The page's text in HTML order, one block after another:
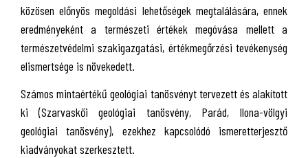
közösen előnyös megoldási lehetőségek megtalálására, ennek
eredményeként a természeti értékek megóvása mellett a
természetvédelmi szakigazgatási, értékmegőrzési tevékenység
elismertsége is növekedett.
Számos mintaértékű geológiai tanösvényt tervezett és alakított
ki (Szarvaskői geológiai tanösvény, Parád, Ilona-völgyi
geológiai tanösvény), ezekhez kapcsolódó ismeretterjesztő
kiadványokat szerkesztett.